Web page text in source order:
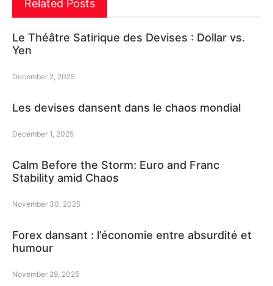
Related Posts
Le Théâtre Satirique des Devises : Dollar vs.
Yen
December 2, 2025
Les devises dansent dans le chaos mondial
December 1, 2025
Calm Before the Storm: Euro and Franc
Stability amid Chaos
November 30, 2025
Forex dansant : l’économie entre absurdité et
humour
November 29, 2025